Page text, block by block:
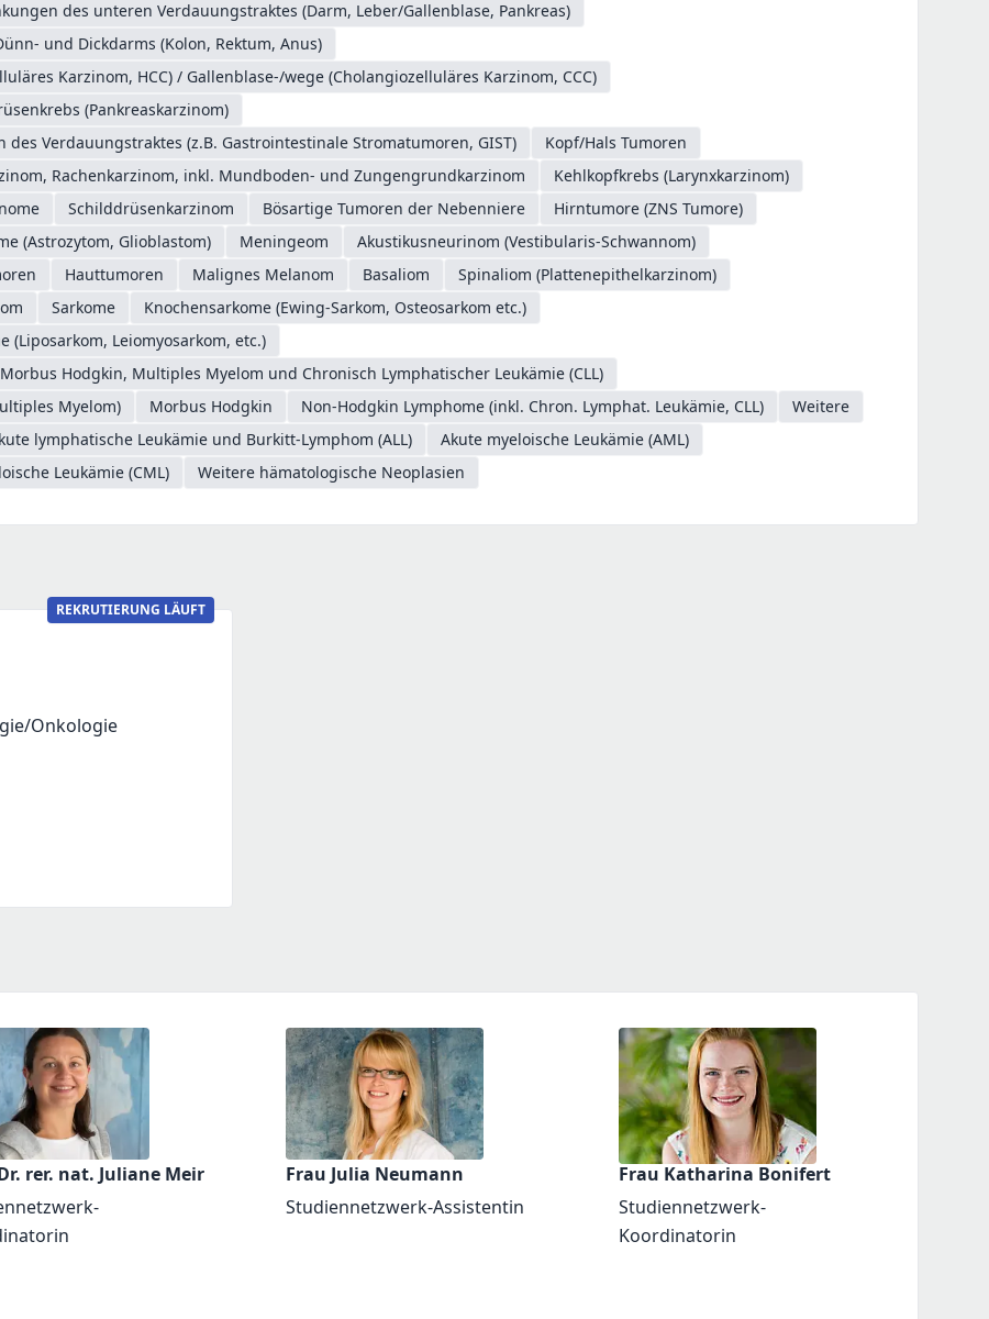
des unteren Verdauungstraktes (Darm, Leber/Gallenblase, Pankreas)
und Dickdarms (Kolon, Rektum, Anus)
Karzinom, HCC) / Gallenblase-/wege (Cholangiozelluläres Karzinom, CCC)
(Pankreaskarzinom)
des Verdauungstraktes (z.B. Gastrointestinale Stromatumoren, GIST)
Kopf/Hals Tumoren
Rachenkarzinom, inkl. Mundboden- und Zungengrundkarzinom
Kehlkopfkrebs (Larynxkarzinom)
Schilddrüsenkarzinom Bösartige Tumoren der Nebenniere
Hirntumore (ZNS Tumore)
(Astrozytom, Glioblastom)
Meningeom
Akustikusneurinom (Vestibularis-Schwannom)
Hauttumoren Malignes Melanom Basaliom
Spinaliom (Plattenepithelkarzinom)
Sarkome
Knochensarkome (Ewing-Sarkom, Osteosarkom etc.)
(Liposarkom, Leiomyosarkom, etc.)
Hodgkin, Multiples Myelom und Chronisch Lymphatischer Leukämie (CLL)
Myelom)
Morbus Hodgkin Non-Hodgkin Lymphome (inkl. Chron. Lymphat. Leukämie, CLL)
Weitere
lymphatische Leukämie und Burkitt-Lymphom (ALL)
Akute myeloische Leukämie (AML)
Leukämie (CML)
Weitere hämatologische Neoplasien
REKRUTIERUNG LÄUFT
Onkologie
rer. nat. Juliane Meir
Frau Julia Neumann
Studiennetzwerk-Assistentin
Frau Katharina Bonifert
Studiennetzwerk-
Koordinatorin